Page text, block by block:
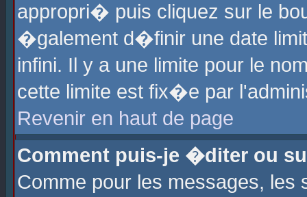
appropri� puis cliquez sur le
�galement d�finir une date
infini. Il y a une limite pour le
cette limite est fix�e par
Revenir en haut de page
Comment puis-je �diter ou
Comme pour les messages,